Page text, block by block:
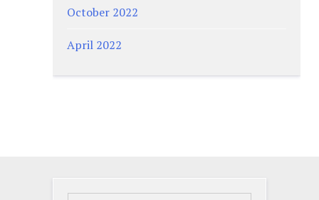
October 2022
April 2022